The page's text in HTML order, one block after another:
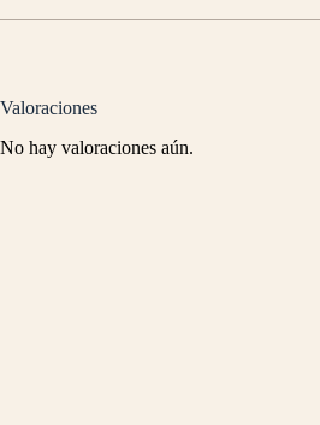
Valoraciones
No hay valoraciones aún.